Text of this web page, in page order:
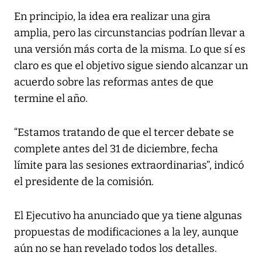
En principio, la idea era realizar una gira
amplia, pero las circunstancias podrían llevar a
una versión más corta de la misma. Lo que sí es
claro es que el objetivo sigue siendo alcanzar un
acuerdo sobre las reformas antes de que
termine el año.
“Estamos tratando de que el tercer debate se
complete antes del 31 de diciembre, fecha
límite para las sesiones extraordinarias”, indicó
el presidente de la comisión.
El Ejecutivo ha anunciado que ya tiene algunas
propuestas de modificaciones a la ley, aunque
aún no se han revelado todos los detalles.